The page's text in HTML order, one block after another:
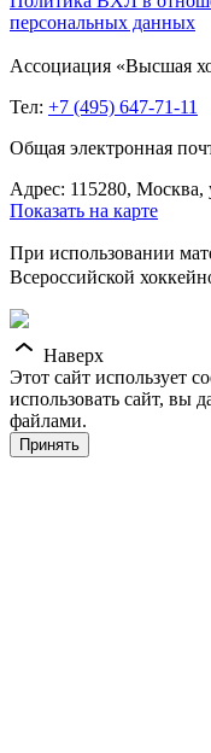
персональных данных
Ассоциация «Высшая
Тел: +7 (495) 647-71-11
Общая электронная
Адрес: 115280, Москва,
Показать на карте
При использовании
Всероссийской
Наверх
Этот сайт использует
использовать сайт, вы
файлами.
Принять